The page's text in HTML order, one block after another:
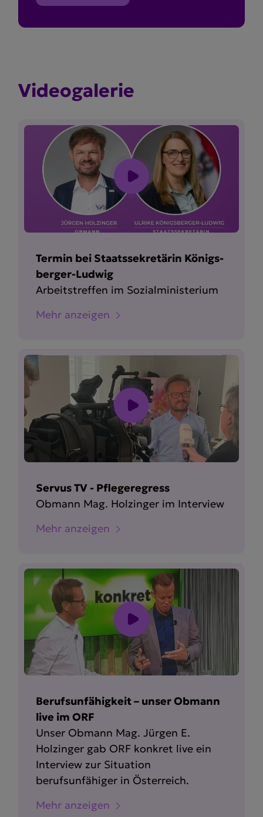
Video­ga­lerie
Termin bei Staats­se­kre­tärin Königs­
berger-Ludwig
Arbeits­treffen im Sozial­mi­nis­terium
Mehr anzeigen
Servus TV - Pflegeregress
Obmann Mag. Holzinger im Interview
Mehr anzeigen
Berufsunfähigkeit – unser Obmann
live im ORF
Unser Obmann Mag. Jürgen E.
Holzinger gab ORF konkret live ein
Interview zur Situation
berufsunfähiger in Österreich.
Mehr anzeigen